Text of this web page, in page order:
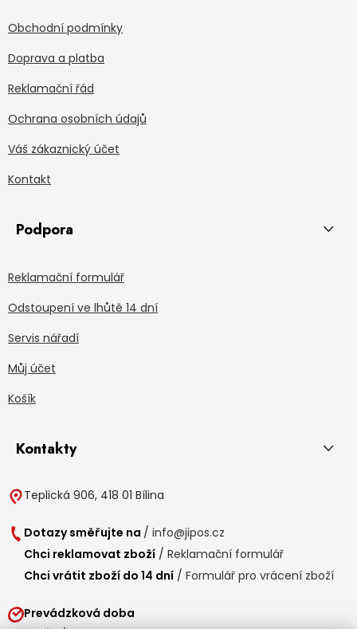
Obchodní podmínky
Doprava a platba
Reklamační řád
Ochrana osobních údajů
Váš zákaznický účet
Kontakt
Podpora
Reklamační formulář
Odstoupení ve lhůtě 14 dní
Servis nářadí
Můj účet
Košík
Kontakty
Teplická 906, 418 01 Bílina
Dotazy směřujte na / info@jipos.cz
Chci reklamovat zboží / Reklamační formulář
Chci vrátit zboží do 14 dní / Formulář pro vrácení zboží
Prevádzková doba